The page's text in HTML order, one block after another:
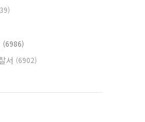
(6986)
서 (6902)